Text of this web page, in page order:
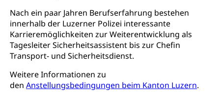
Nach ein paar Jahren Berufserfahrung bestehen
innerhalb der Luzerner Polizei interessante
Karrieremöglichkeiten zur Weiterentwicklung als
Tagesleiter Sicherheitsassistent bis zur Chefin
Transport- und Sicherheitsdienst.
Weitere Informationen zu
den Anstellungsbedingungen beim Kanton Luzern.
Freiwilliger Schulsport
Kinderbetreuung
Freiwilliges Kindergarten Jahr
Frühe Sprachförderung
Kindergarten & Basisstufe
Frühe Förderung
Gesundheit und Soziales
Konsumentenschutz
Konsumentenrechte, Produktsicherheit,
Preisüberwachung, Preisüberwacher,